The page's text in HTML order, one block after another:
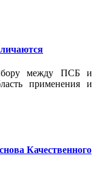
между ПСБ и
применения и
Качественного